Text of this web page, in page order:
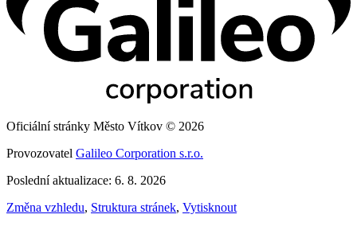
Oficiální stránky Město Vítkov © 2026
Provozovatel Galileo Corporation s.r.o.
Poslední aktualizace: 6. 8. 2026
Změna vzhledu, Struktura stránek, Vytisknout